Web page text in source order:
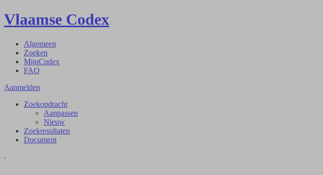
Vlaamse Codex
Algemeen
Zoeken
MijnCodex
FAQ
Aanmelden
Zoekopdracht
Aanpassen
Nieuw
Zoekresultaten
Document